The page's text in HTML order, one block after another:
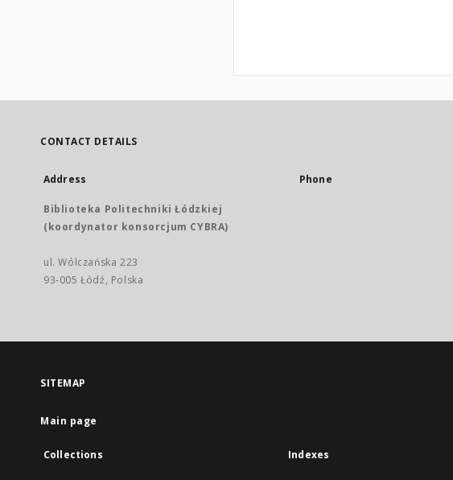
CONTACT DETAILS
Address
Biblioteka Politechniki Łódzkiej
(koordynator konsorcjum CYBRA)
ul. Wólczańska 223
93-005 Łódź, Polska
Phone
SITEMAP
Main page
Collections Indexes